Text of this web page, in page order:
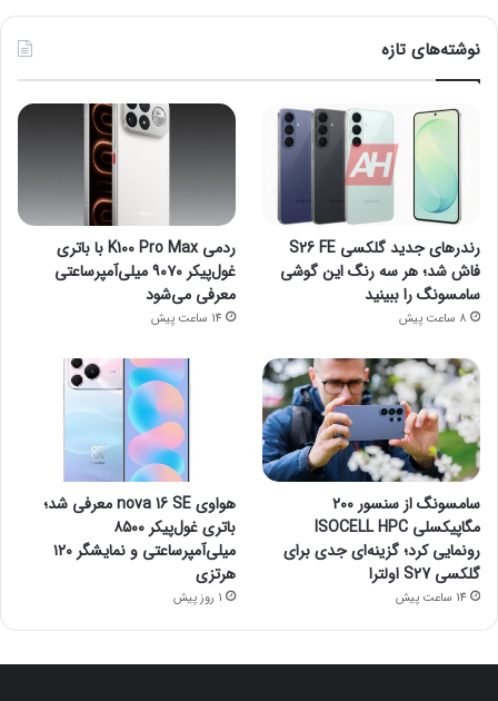
نوشته‌های تازه
رندرهای جدید گلکسی S26 FE
فاش شد؛ هر سه رنگ این گوشی
سامسونگ را ببینید
8 ساعت پیش
ردمی K100 Pro Max با باتری
غول‌پیکر ۹۰۷۰ میلی‌آمپرساعتی
معرفی می‌شود
14 ساعت پیش
سامسونگ از سنسور ۲۰۰
مگاپیکسلی ISOCELL HPC
رونمایی کرد؛ گزینه‌ای جدی برای
گلکسی S27 اولترا
14 ساعت پیش
هواوی nova 16 SE معرفی شد؛
باتری غول‌پیکر ۸۵۰۰
میلی‌آمپرساعتی و نمایشگر ۱۲۰
هرتزی
1 روز پیش